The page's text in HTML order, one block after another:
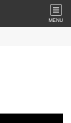
MENU